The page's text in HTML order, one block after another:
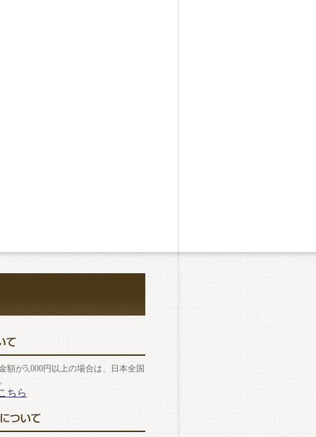
額が5,000円以上の場合は、日本全国
ちら